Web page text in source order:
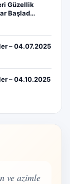
Güzellik
Başlad…
– 04.07.2025
– 04.10.2025
ve azimle